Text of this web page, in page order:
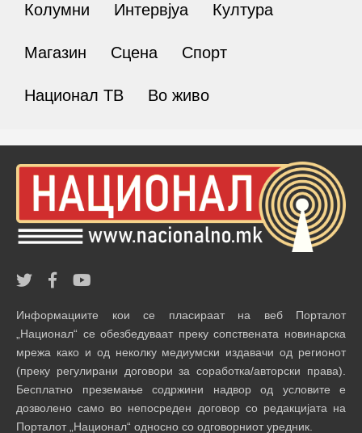
Колумни Интервјуа Култура
Магазин Сцена Спорт
Национал ТВ Во живо
Информациите кои се пласираат на веб Порталот
„Национал“ се обезбедуваат преку сопствената новинарска
мрежа како и од неколку медиумски издавачи од регионот
(преку регулирани договори за соработка/авторски права).
Бесплатно преземање содржини надвор од условите е
дозволено само во непосреден договор со редакцијата на
Порталот „Национал“ односно со одговорниот уредник.